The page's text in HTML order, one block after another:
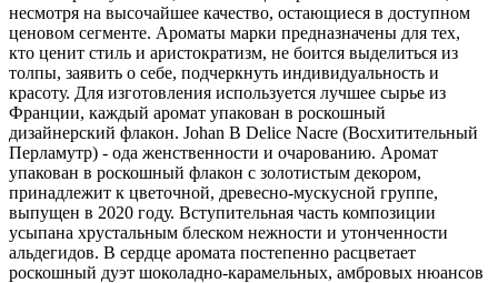
несмотря на высочайшее качество, остающиеся в доступном
ценовом сегменте. Ароматы марки предназначены для тех,
кто ценит стиль и аристократизм, не боится выделиться из
толпы, заявить о себе, подчеркнуть индивидуальность и
красоту. Для изготовления используется лучшее сырье из
Франции, каждый аромат упакован в роскошный
дизайнерский флакон. Johan B Delice Nacre (Восхитительный
Перламутр) - ода женственности и очарованию. Аромат
упакован в роскошный флакон с золотистым декором,
принадлежит к цветочной, древесно-мускусной группе,
выпущен в 2020 году. Вступительная часть композиции
усыпана хрустальным блеском нежности и утонченности
альдегидов. В сердце аромата постепенно расцветает
роскошный дуэт шоколадно-карамельных, амбровых нюансов